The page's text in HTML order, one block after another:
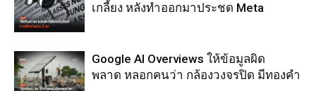
เกลี้ยง หลังทำออกมาประชด Meta
Google AI Overviews ให้ข้อมูลผิด
พลาด หลอกคนว่า กล้องวงจรปิด มีทองคำ